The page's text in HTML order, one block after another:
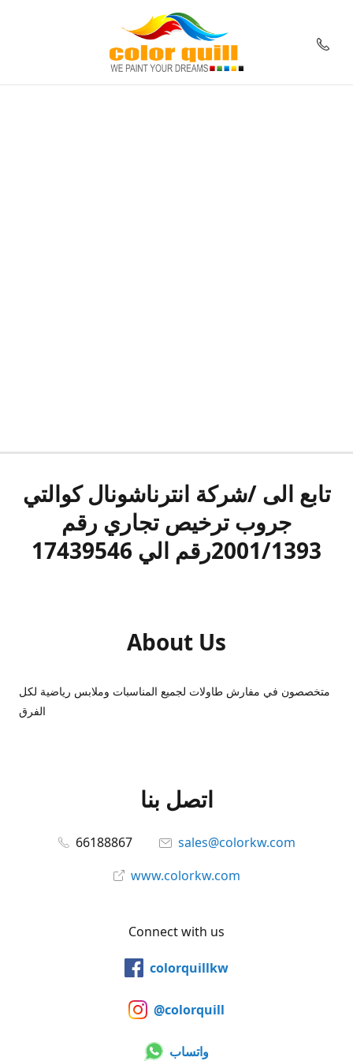
تابع الى /شركة انترناشونال كوالتي
جروب ترخيص تجاري رقم
2001/1393رقم الي 17439546
About Us
متخصصون في مفارش طاولات لجميع المناسبات وملابس رياضية لكل
الفرق
اتصل بنا
66188867
sales@colorkw.com
www.colorkw.com
Connect with us
colorquillkw
@colorquill
واتساب